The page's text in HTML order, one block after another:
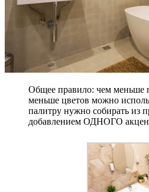
Общее правило: чем меньше
меньше цветов можно
палитру нужно собирать из
добавлением ОДНОГО